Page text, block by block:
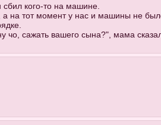
кого-то на машине.
а на тот момент у нас и машины не
чо, сажать вашего сына?", мама